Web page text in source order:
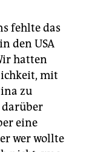
fehlte das
den USA
hatten
mit
zu
darüber
eine
wer wollte